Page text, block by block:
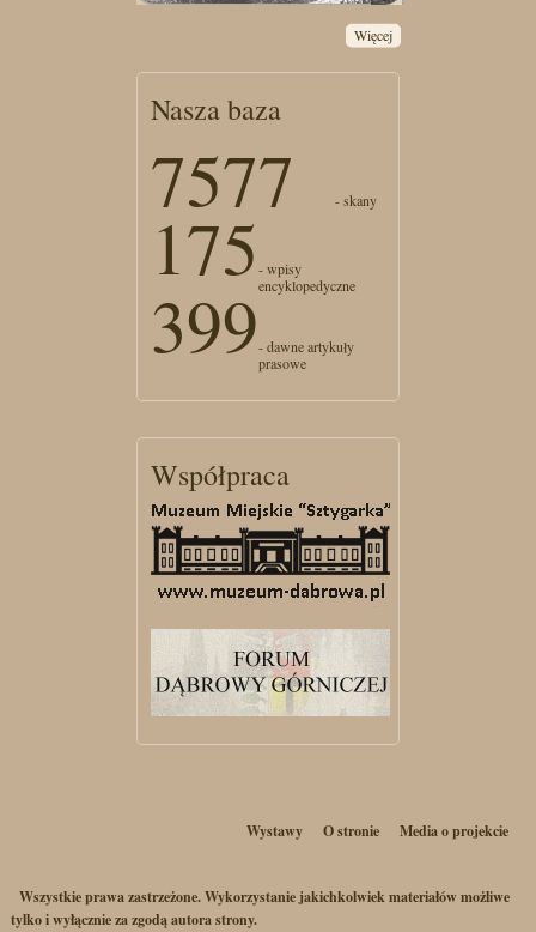
Więcej
Nasza baza
7577 - skany
175- wpisy
encyklopedyczne
399- dawne artykuły
prasowe
Współpraca
Wystawy O stronie Media o projekcie
Wszystkie prawa zastrzeżone. Wykorzystanie jakichkolwiek materiałów możliwe
tylko i wyłącznie za zgodą autora strony.